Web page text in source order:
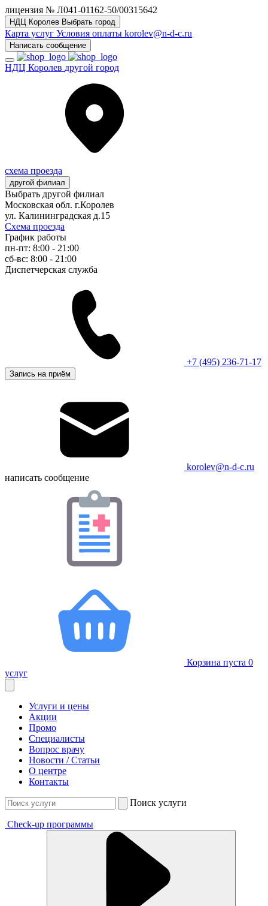
лицензия № Л041-01162-50/00315642
НДЦ Королев Выбрать город
Карта услуг Условия оплаты korolev@n-d-c.ru
Написать сообщение
НДЦ Королев другой город
схема проезда
другой филиал
Выбрать другой филиал
Московская обл. г.Королев
ул. Калининградская д.15
Схема проезда
График работы
пн-пт: 8:00 - 21:00
сб-вс: 8:00 - 21:00
Диспетчерская служба
+7 (495) 236-71-17
Запись на приём
korolev@n-d-c.ru
написать сообщение
Корзина пуста 0
услуг
Услуги и цены
Акции
Промо
Специалисты
Вопрос врачу
Новости / Статьи
О центре
Контакты
Поиск услуги
Check-up программы